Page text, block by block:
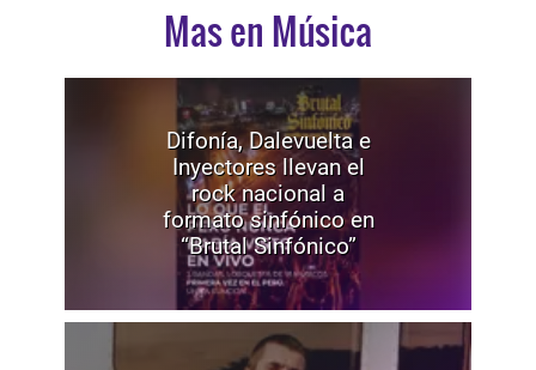
Mas en Música
Difonía, Dalevuelta e
Inyectores llevan el
rock nacional a
formato sinfónico en
“Brutal Sinfónico”